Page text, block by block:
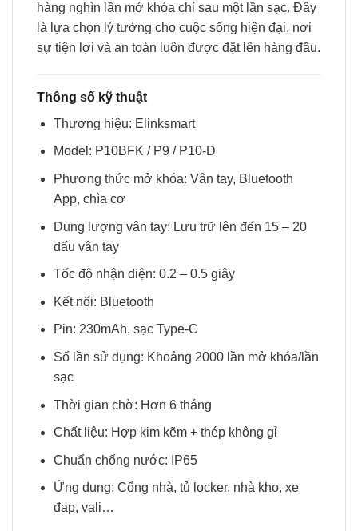
hàng nghìn lần mở khóa chỉ sau một lần sạc. Đây
là lựa chọn lý tưởng cho cuộc sống hiện đại, nơi
sự tiện lợi và an toàn luôn được đặt lên hàng đầu.
Thông số kỹ thuật
Thương hiệu: Elinksmart
Model: P10BFK / P9 / P10-D
Phương thức mở khóa: Vân tay, Bluetooth
App, chìa cơ
Dung lượng vân tay: Lưu trữ lên đến 15 – 20
dấu vân tay
Tốc độ nhận diện: 0.2 – 0.5 giây
Kết nối: Bluetooth
Pin: 230mAh, sạc Type-C
Số lần sử dụng: Khoảng 2000 lần mở khóa/lần
sạc
Thời gian chờ: Hơn 6 tháng
Chất liệu: Hợp kim kẽm + thép không gỉ
Chuẩn chống nước: IP65
Ứng dụng: Cổng nhà, tủ locker, nhà kho, xe
đạp, vali…